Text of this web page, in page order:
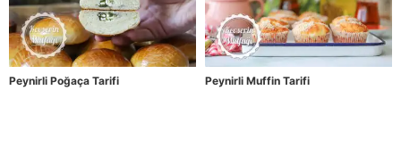
Peynirli Poğaça Tarifi Peynirli Muffin Tarifi